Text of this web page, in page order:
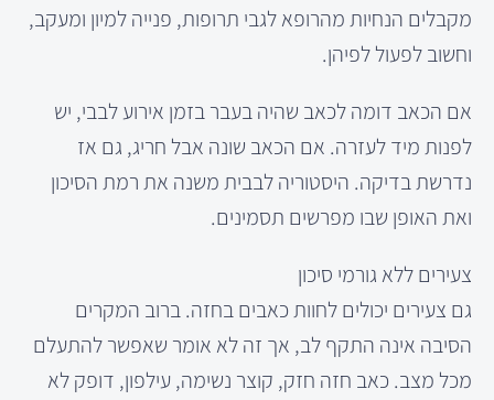
מקבלים הנחיות מהרופא לגבי תרופות, פנייה למיון ומעקב,
וחשוב לפעול לפיהן.
אם הכאב דומה לכאב שהיה בעבר בזמן אירוע לבבי, יש
לפנות מיד לעזרה. אם הכאב שונה אבל חריג, גם אז
נדרשת בדיקה. היסטוריה לבבית משנה את רמת הסיכון
ואת האופן שבו מפרשים תסמינים.
צעירים ללא גורמי סיכון
גם צעירים יכולים לחוות כאבים בחזה. ברוב המקרים
הסיבה אינה התקף לב, אך זה לא אומר שאפשר להתעלם
מכל מצב. כאב חזה חזק, קוצר נשימה, עילפון, דופק לא